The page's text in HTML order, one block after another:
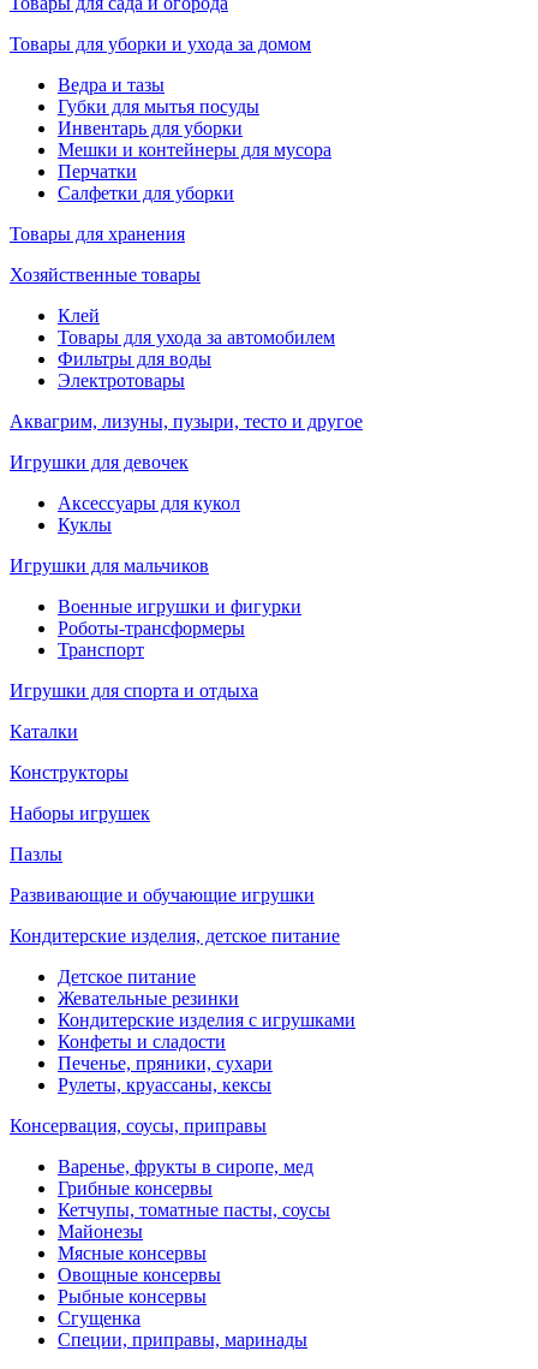
Товары для уборки и ухода за домом
Ведра и тазы
Губки для мытья посуды
Инвентарь для уборки
Мешки и контейнеры для мусора
Перчатки
Салфетки для уборки
Товары для хранения
Хозяйственные товары
Клей
Товары для ухода за автомобилем
Фильтры для воды
Электротовары
Аквагрим, лизуны, пузыри, тесто и другое
Игрушки для девочек
Аксессуары для кукол
Куклы
Игрушки для мальчиков
Военные игрушки и фигурки
Роботы-трансформеры
Транспорт
Игрушки для спорта и отдыха
Каталки
Конструкторы
Наборы игрушек
Пазлы
Развивающие и обучающие игрушки
Кондитерские изделия, детское питание
Детское питание
Жевательные резинки
Кондитерские изделия с игрушками
Конфеты и сладости
Печенье, пряники, сухари
Рулеты, круассаны, кексы
Консервация, соусы, приправы
Варенье, фрукты в сиропе, мед
Грибные консервы
Кетчупы, томатные пасты, соусы
Майонезы
Мясные консервы
Овощные консервы
Рыбные консервы
Сгущенка
Специи, приправы, маринады